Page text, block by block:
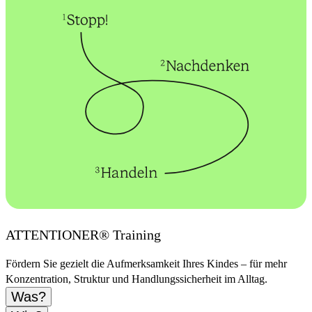
ATTENTIONER® Training
Fördern Sie gezielt die Aufmerksamkeit Ihres Kindes – für mehr
Konzentration, Struktur und Handlungssicherheit im Alltag.
Was?